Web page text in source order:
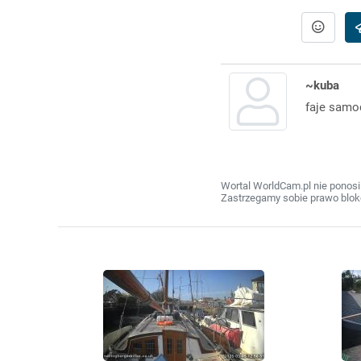
~kuba
faje
Wortal WorldCam.pl nie
Zastrzegamy sobie prawo